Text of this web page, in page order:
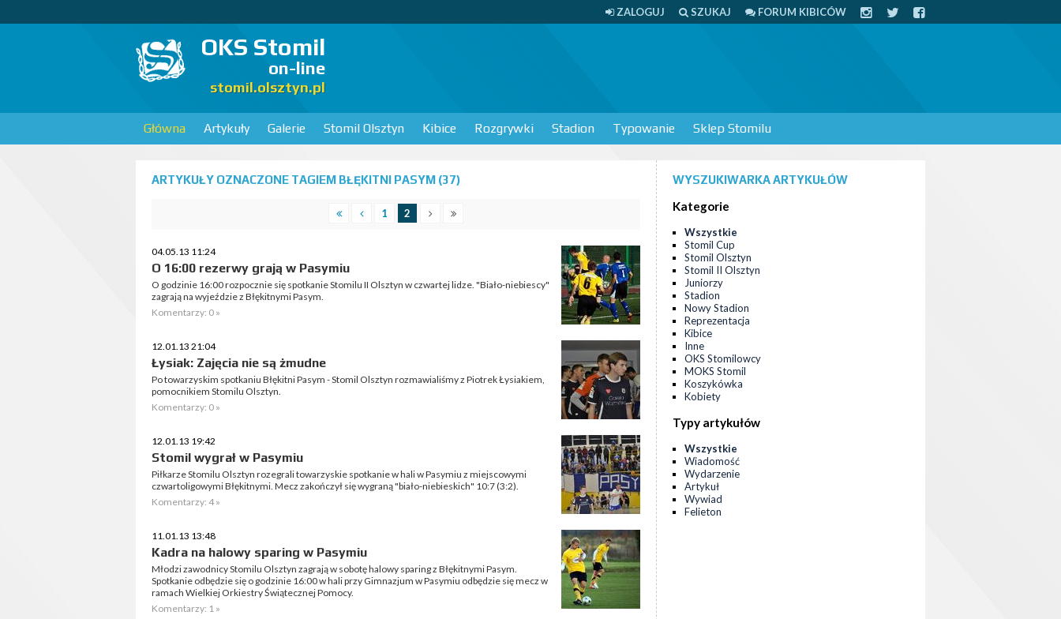
ZALOGUJ SZUKAJ FORUM KIBICÓW
OKS Stomil
on-line
stomil.olsztyn.pl
Główna Artykuły Galerie Stomil Olsztyn Kibice Rozgrywki Stadion Typowanie Sklep Stomilu
ARTYKUŁY OZNACZONE TAGIEM BŁĘKITNI PASYM (37)
1 2
04.05.13 11:24
O 16:00 rezerwy grają w Pasymiu
O godzinie 16:00 rozpocznie się spotkanie Stomilu II Olsztyn w czwartej lidze. "Biało-niebiescy"
zagrają na wyjeździe z Błękitnymi Pasym.
Komentarzy: 0 »
12.01.13 21:04
Łysiak: Zajęcia nie są żmudne
Po towarzyskim spotkaniu Błękitni Pasym - Stomil Olsztyn rozmawialiśmy z Piotrek Łysiakiem,
pomocnikiem Stomilu Olsztyn.
Komentarzy: 0 »
12.01.13 19:42
Stomil wygrał w Pasymiu
Piłkarze Stomilu Olsztyn rozegrali towarzyskie spotkanie w hali w Pasymiu z miejscowymi
czwartoligowymi Błękitnymi. Mecz zakończył się wygraną "biało-niebieskich" 10:7 (3:2).
Komentarzy: 4 »
11.01.13 13:48
Kadra na halowy sparing w Pasymiu
Młodzi zawodnicy Stomilu Olsztyn zagrają w sobotę halowy sparing z Błękitnymi Pasym.
Spotkanie odbędzie się o godzinie 16:00 w hali przy Gimnazjum w Pasymiu odbędzie się mecz w
ramach Wielkiej Orkiestry Świątecznej Pomocy.
Komentarzy: 1 »
WYSZUKIWARKA ARTYKUŁÓW
Kategorie
Wszystkie
Stomil Cup
Stomil Olsztyn
Stomil II Olsztyn
Juniorzy
Stadion
Nowy Stadion
Reprezentacja
Kibice
Inne
OKS Stomilowcy
MOKS Stomil
Koszykówka
Kobiety
Typy artykułów
Wszystkie
Wiadomość
Wydarzenie
Artykuł
Wywiad
Felieton